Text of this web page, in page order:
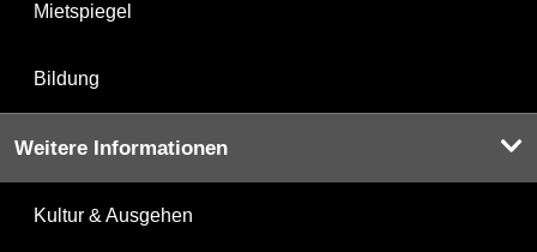
Mietspiegel
Bildung
Weitere Informationen
Kultur & Ausgehen